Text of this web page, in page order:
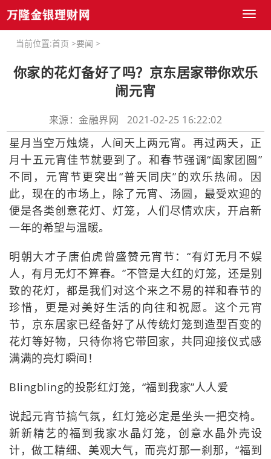
Toggle
当前位置:首页 >要闻 >
你家的花灯备好了吗？京东居家带你欢乐
闹元宵
来源：金融界网 2021-02-25 16:22:02
星月当空万烛烧，人间天上两元宵。再过两天，正
月十五元宵佳节就要到了。和春节强调“阖家团圆”
不同，元宵节更突出“普天同庆”的欢乐热闹。因
此，现在的市场上，除了元宵、汤圆，最受欢迎的
便是各类创意花灯、灯笼，人们尽情欢庆，开启新
一年的希望与温暖。
明朝大才子唐伯虎曾盛赞元宵节：“有灯无月不娱
人，有月无灯不算春。”不管是大红的灯笼，还是别
致的花灯，都是我们对这个来之不易的祥和春节的
珍惜，更是对美好生活的向往和祝愿。这个元宵
节，京东居家已经备好了从传统灯笼到造型百变的
花灯等好物，只待你将它带回家，共同迎接仪式感
满满的亮灯瞬间！
Blingbling的投影红灯笼，“福到我家”人人爱
说起元宵节搞气氛，红灯笼必定是坐头一把交椅。
新新精艺的福到我家水晶灯笼，创意水晶外壳设
计，做工精细、美观大气，而亮灯那一刹那，“福到